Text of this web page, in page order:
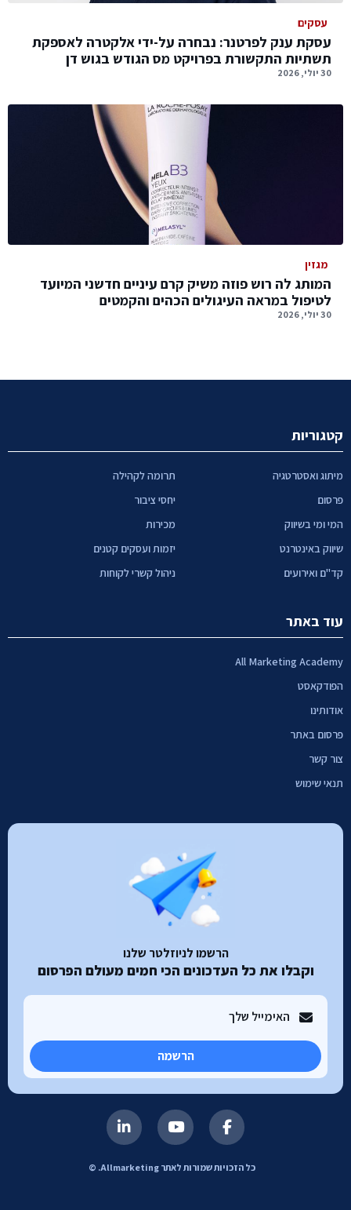
עסקים
עסקת ענק לפרטנר: נבחרה על-ידי אלקטרה לאספקת
תשתיות התקשורת בפרויקט מס הגודש בגוש דן
30 יולי, 2026
מגזין
המותג לה רוש פוזה משיק קרם עיניים חדשני המיועד
לטיפול במראה העיגולים הכהים והקמטים
30 יולי, 2026
קטגוריות
מיתוג ואסטרטגיה
פרסום
המי ומי בשיווק
שיווק באינטרנט
קד"ם ואירועים
תרומה לקהילה
יחסי ציבור
מכירות
יזמות ועסקים קטנים
ניהול קשרי לקוחות
עוד באתר
All Marketing Academy
הפודקאסט
אודותינו
פרסום באתר
צור קשר
תנאי שימוש
הרשמו לניוזלטר שלנו
וקבלו את כל העדכונים הכי חמים מעולם הפרסום
הרשמה
כל הזכויות שמורות לאתר Allmarketing. ©